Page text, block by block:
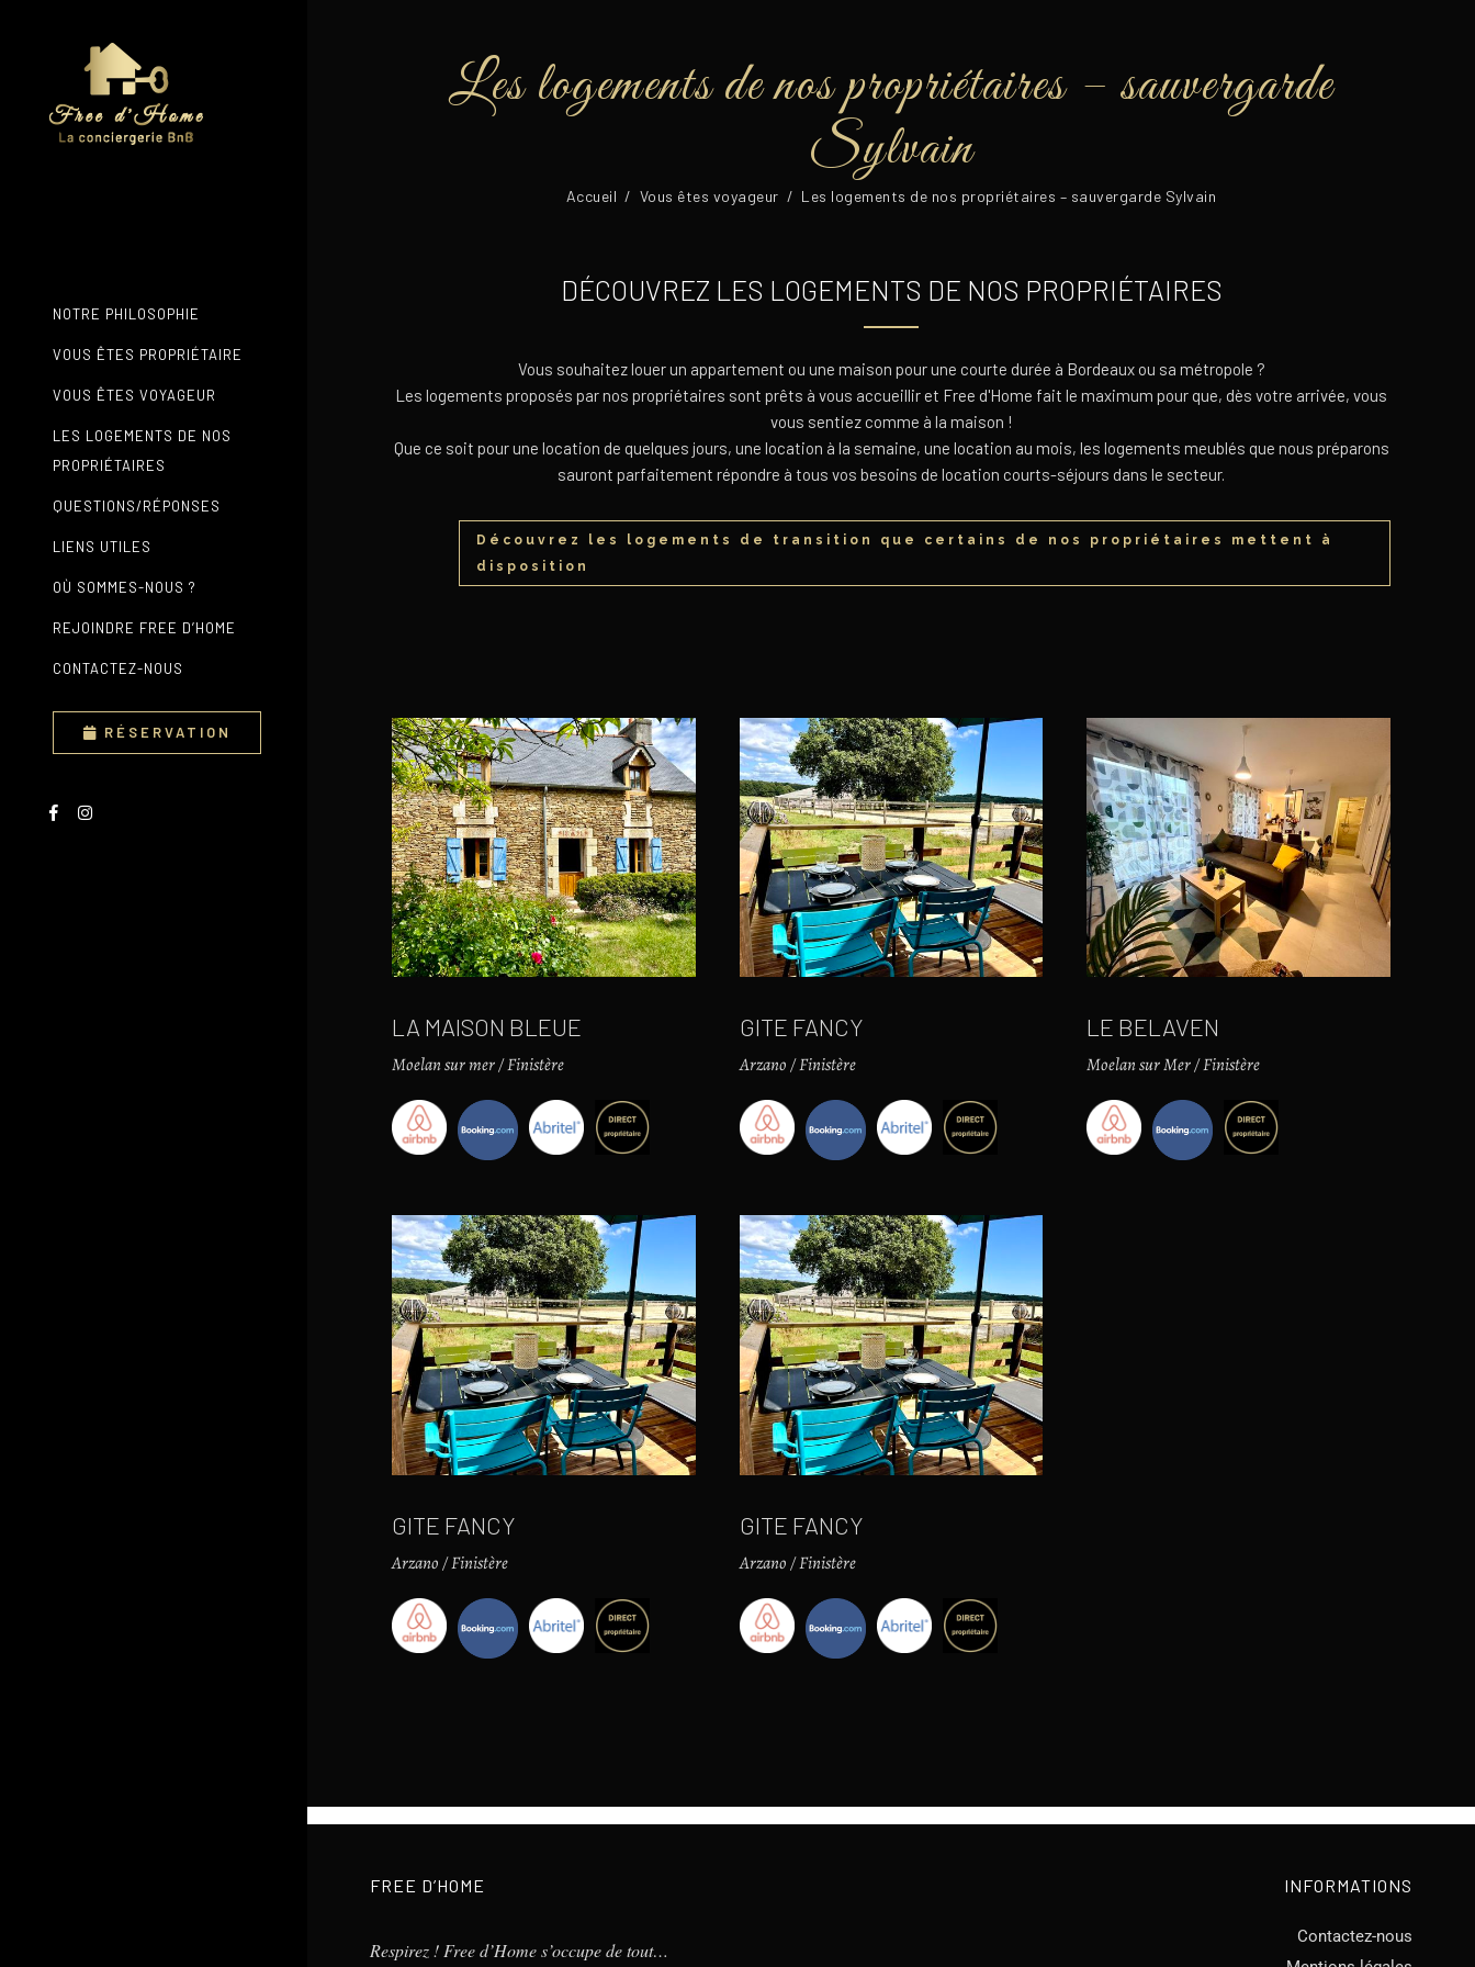
NOTRE PHILOSOPHIE
VOUS ÊTES PROPRIÉTAIRE
VOUS ÊTES VOYAGEUR
LES LOGEMENTS DE NOS
PROPRIÉTAIRES
QUESTIONS/RÉPONSES
LIENS UTILES
OÙ SOMMES-NOUS ?
REJOINDRE FREE D’HOME
CONTACTEZ-NOUS
RÉSERVATION
Les logements de nos propriétaires – sauvergarde
Sylvain
Accueil / Vous êtes voyageur / Les logements de nos propriétaires – sauvergarde Sylvain
DÉCOUVREZ LES LOGEMENTS DE NOS PROPRIÉTAIRES
Vous souhaitez louer un appartement ou une maison pour une courte durée à Bordeaux ou sa métropole ?
Les logements proposés par nos propriétaires sont prêts à vous accueillir et Free d'Home fait le maximum pour que, dès votre arrivée, vous
vous sentiez comme à la maison !
Que ce soit pour une location de quelques jours, une location à la semaine, une location au mois, les logements meublés que nous préparons
sauront parfaitement répondre à tous vos besoins de location courts-séjours dans le secteur.
Découvrez les logements de transition que certains de nos propriétaires mettent à
disposition
LA MAISON BLEUE
Moelan sur mer / Finistère
GITE FANCY
Arzano / Finistère
GITE FANCY
Arzano / Finistère
GITE FANCY
Arzano / Finistère
LE BELAVEN
Moelan sur Mer / Finistère
FREE D’HOME
Respirez ! Free d’Home s’occupe de tout…
INFORMATIONS
Contactez-nous